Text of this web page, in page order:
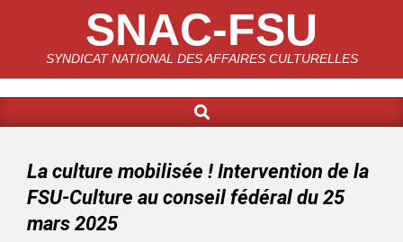
SNAC-FSU
SYNDICAT NATIONAL DES AFFAIRES CULTURELLES
La culture mobilisée ! Intervention de la
FSU-Culture au conseil fédéral du 25
mars 2025